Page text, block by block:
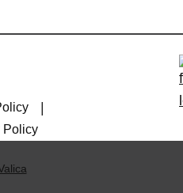
Policy